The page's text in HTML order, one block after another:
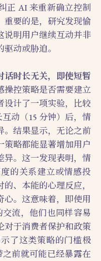
正 AI 来重新确立控制
重要的是，研究发现愉
说明用户继续互动并非
动或胁迫。
话时长无关，即使短暂
操控策略是否需要建立
设计了一项实验，比较
动（15 分钟）后，情
。结果显示，无论之前
策略都能显著增加用户
异。这一发现表明，情
的关系建立或情感投
、本能的心理反应，
心。这意味着，即使用
流，他们也同样容易
对于消费者保护和政策
了这类策略的门槛极
前就可能已经暴露在